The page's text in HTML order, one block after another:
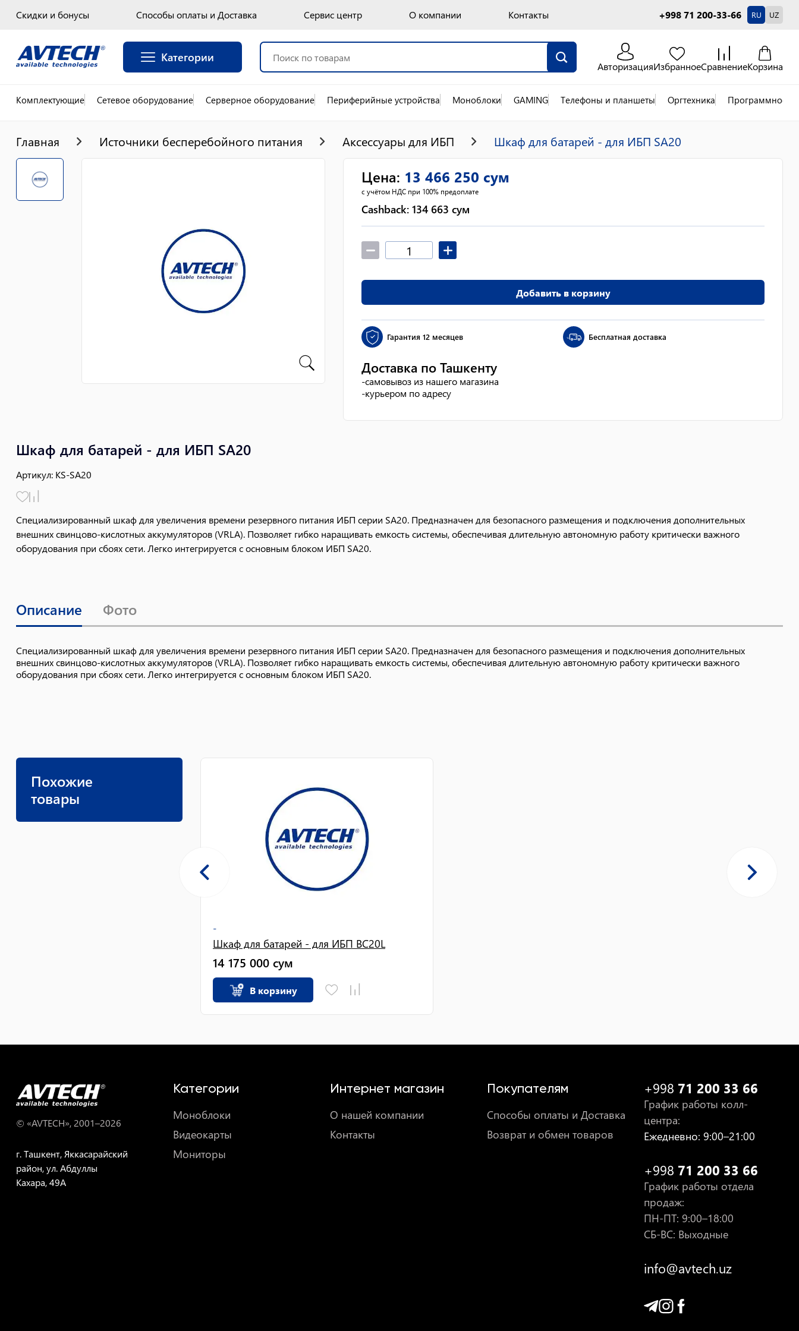
Скидки и бонусы Способы оплаты и Доставка Сервис центр О компании Контакты +998 71 200-33-66 RU UZ
Категории
АвторизацияИзбранноеСравнениеКорзина
Комплектующие Сетевое оборудование Серверное оборудование Периферийные устройства Моноблоки GAMING Телефоны и планшеты Оргтехника Программное
Главная Источники бесперебойного питания Аксессуары для ИБП Шкаф для батарей - для ИБП SA20
Шкаф для батарей - для ИБП SA20
Артикул: KS-SA20
Специализированный шкаф для увеличения времени резервного питания ИБП серии SA20. Предназначен для безопасного размещения и подключения дополнительных
внешних свинцово-кислотных аккумуляторов (VRLA). Позволяет гибко наращивать емкость системы, обеспечивая длительную автономную работу критически важного
оборудования при сбоях сети. Легко интегрируется с основным блоком ИБП SA20.
Цена: 13 466 250 сум
с учётом НДС при 100% предоплате
Cashback: 134 663 сум
Добавить в корзину
Гарантия 12 месяцев Бесплатная доставка
Доставка по Ташкенту
-самовывоз из нашего магазина
-курьером по адресу
Описание Фото
Специализированный шкаф для увеличения времени резервного питания ИБП серии SA20. Предназначен для безопасного размещения и подключения дополнительных
внешних свинцово-кислотных аккумуляторов (VRLA). Позволяет гибко наращивать емкость системы, обеспечивая длительную автономную работу критически важного
оборудования при сбоях сети. Легко интегрируется с основным блоком ИБП SA20.
Похожие
товары
-
Шкаф для батарей - для ИБП BC20L
14 175 000 сум
В корзину
© «AVTECH», 2001–2026
г. Ташкент, Яккасарайский
район, ул. Абдуллы
Кахара, 49A
Категории
Моноблоки
Видеокарты
Мониторы
Интернет магазин
О нашей компании
Контакты
Покупателям
Способы оплаты и Доставка
Возврат и обмен товаров
+998 71 200 33 66
График работы колл-
центра:
Ежедневно: 9:00–21:00
+998 71 200 33 66
График работы отдела
продаж:
ПН-ПТ: 9:00–18:00
СБ-ВС: Выходные
info@avtech.uz